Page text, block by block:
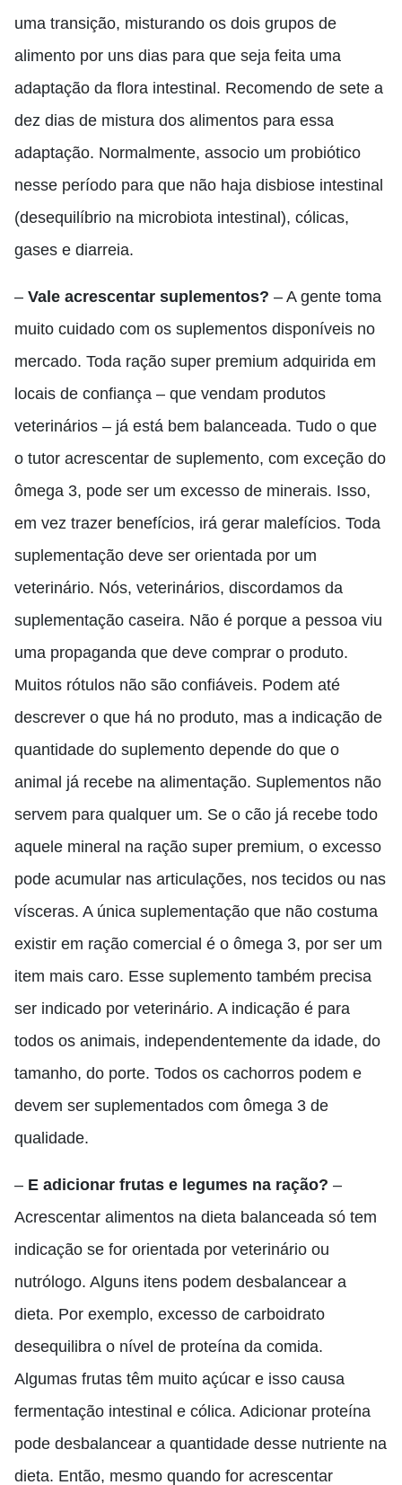
uma transição, misturando os dois grupos de
alimento por uns dias para que seja feita uma
adaptação da flora intestinal. Recomendo de sete a
dez dias de mistura dos alimentos para essa
adaptação. Normalmente, associo um probiótico
nesse período para que não haja disbiose intestinal
(desequilíbrio na microbiota intestinal), cólicas,
gases e diarreia.
– Vale acrescentar suplementos? – A gente toma
muito cuidado com os suplementos disponíveis no
mercado. Toda ração super premium adquirida em
locais de confiança – que vendam produtos
veterinários – já está bem balanceada. Tudo o que
o tutor acrescentar de suplemento, com exceção do
ômega 3, pode ser um excesso de minerais. Isso,
em vez trazer benefícios, irá gerar malefícios. Toda
suplementação deve ser orientada por um
veterinário. Nós, veterinários, discordamos da
suplementação caseira. Não é porque a pessoa viu
uma propaganda que deve comprar o produto.
Muitos rótulos não são confiáveis. Podem até
descrever o que há no produto, mas a indicação de
quantidade do suplemento depende do que o
animal já recebe na alimentação. Suplementos não
servem para qualquer um. Se o cão já recebe todo
aquele mineral na ração super premium, o excesso
pode acumular nas articulações, nos tecidos ou nas
vísceras. A única suplementação que não costuma
existir em ração comercial é o ômega 3, por ser um
item mais caro. Esse suplemento também precisa
ser indicado por veterinário. A indicação é para
todos os animais, independentemente da idade, do
tamanho, do porte. Todos os cachorros podem e
devem ser suplementados com ômega 3 de
qualidade.
– E adicionar frutas e legumes na ração? –
Acrescentar alimentos na dieta balanceada só tem
indicação se for orientada por veterinário ou
nutrólogo. Alguns itens podem desbalancear a
dieta. Por exemplo, excesso de carboidrato
desequilibra o nível de proteína da comida.
Algumas frutas têm muito açúcar e isso causa
fermentação intestinal e cólica. Adicionar proteína
pode desbalancear a quantidade desse nutriente na
dieta. Então, mesmo quando for acrescentar